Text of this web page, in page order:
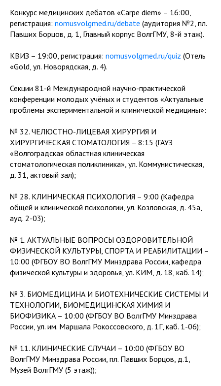
Конкурс медицинских дебатов «Carpe diem» – 16:00,
регистрация: nomusvolgmed.ru/debate (аудитория №2, пл.
Павших Борцов, д. 1, Главный корпус ВолгГМУ, 8-й этаж).
КВИЗ – 19:00, регистрация: nomusvolgmed.ru/quiz (Отель
«Gold, ул. Новорядская, д. 4).
Секции 81-й Международной научно-практической
конференции молодых учёных и студентов «Актуальные
проблемы экспериментальной и клинической медицины»:
№ 32. ЧЕЛЮСТНО-ЛИЦЕВАЯ ХИРУРГИЯ И
ХИРУРГИЧЕСКАЯ СТОМАТОЛОГИЯ – 8:15 (ГАУЗ
«Волгоградская областная клиническая
стоматологическая поликлиника», ул. Коммунистическая,
д. 31, актовый зал);
№ 28. КЛИНИЧЕСКАЯ ПСИХОЛОГИЯ – 9:00 (Кафедра
общей и клинической психологии, ул. Козловская, д. 45а,
ауд. 2-03);
№ 1. АКТУАЛЬНЫЕ ВОПРОСЫ ОЗДОРОВИТЕЛЬНОЙ
ФИЗИЧЕСКОЙ КУЛЬТУРЫ, СПОРТА И РЕАБИЛИТАЦИИ –
10:00 (ФГБОУ ВО ВолгГМУ Минздрава России, кафедра
физической культуры и здоровья, ул. КИМ, д. 18, каб. 14);
№ 3. БИОМЕДИЦИНА И БИОТЕХНИЧЕСКИЕ СИСТЕМЫ И
ТЕХНОЛОГИИ, БИОМЕДИЦИНСКАЯ ХИМИЯ И
БИОФИЗИКА – 10:00 (ФГБОУ ВО ВолгГМУ Минздрава
России, ул. им. Маршала Рокоссовского, д. 1Г, каб. 1-06);
№ 11. КЛИНИЧЕСКИЕ СЛУЧАИ – 10:00 (ФГБОУ ВО
ВолгГМУ Минздрава России, пл. Павших Борцов, д.1,
Музей ВолгГМУ (5 этаж));